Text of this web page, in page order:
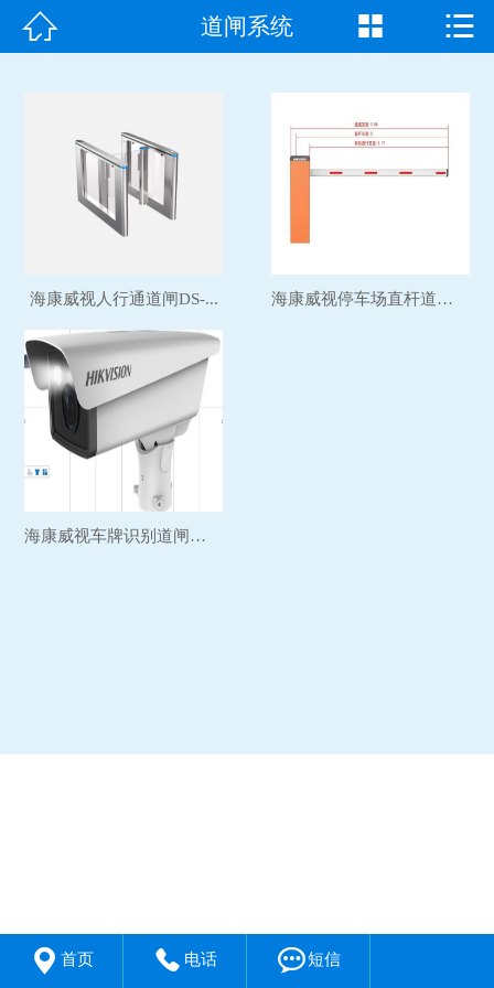
首页
产品中心
常见问题
 道闸系统  
海康威视人行通道闸DS-... 海康威视停车场直杆道闸机...
海康威视车牌识别道闸系统...
 首页  电话 短信